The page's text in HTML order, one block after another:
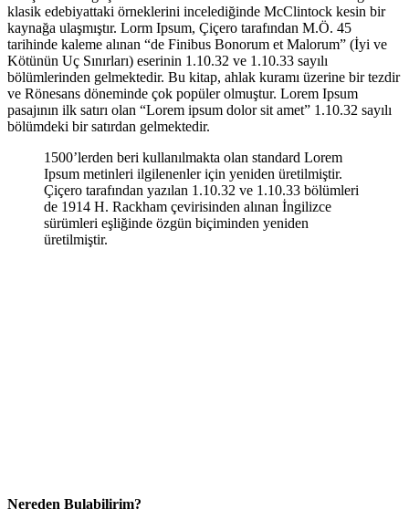
klasik edebiyattaki örneklerini incelediğinde McClintock kesin bir
kaynağa ulaşmıştır. Lorm Ipsum, Çiçero tarafından M.Ö. 45
tarihinde kaleme alınan “de Finibus Bonorum et Malorum” (İyi ve
Kötünün Uç Sınırları) eserinin 1.10.32 ve 1.10.33 sayılı
bölümlerinden gelmektedir. Bu kitap, ahlak kuramı üzerine bir tezdir
ve Rönesans döneminde çok popüler olmuştur. Lorem Ipsum
pasajının ilk satırı olan “Lorem ipsum dolor sit amet” 1.10.32 sayılı
bölümdeki bir satırdan gelmektedir.
1500’lerden beri kullanılmakta olan standard Lorem
Ipsum metinleri ilgilenenler için yeniden üretilmiştir.
Çiçero tarafından yazılan 1.10.32 ve 1.10.33 bölümleri
de 1914 H. Rackham çevirisinden alınan İngilizce
sürümleri eşliğinde özgün biçiminden yeniden
üretilmiştir.
Nereden Bulabilirim?